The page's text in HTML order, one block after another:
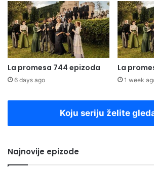
La promesa 744 epizoda
6 days ago
La
1 week
Koju seriju želite
Najnovije epizode